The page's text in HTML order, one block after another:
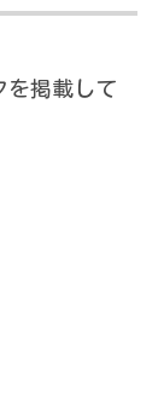
を掲載して